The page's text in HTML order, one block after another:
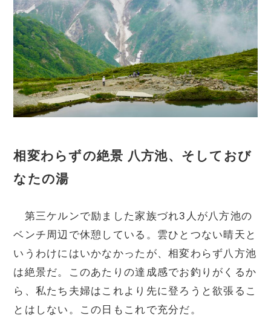
相変わらずの絶景 八方池、そしておび
なたの湯
第三ケルンで励ました家族づれ3人が八方池の
ベンチ周辺で休憩している。雲ひとつない晴天と
いうわけにはいかなかったが、相変わらず八方池
は絶景だ。このあたりの達成感でお釣りがくるか
ら、私たち夫婦はこれより先に登ろうと欲張るこ
とはしない。この日もこれで充分だ。